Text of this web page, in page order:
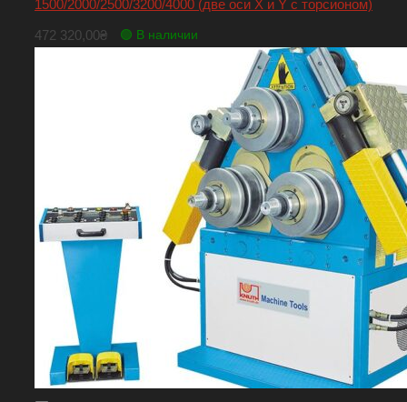
1500/2000/2500/3200/4000 (две оси X и Y с торсионом)
472 320,00₴ 🟢 В наличии